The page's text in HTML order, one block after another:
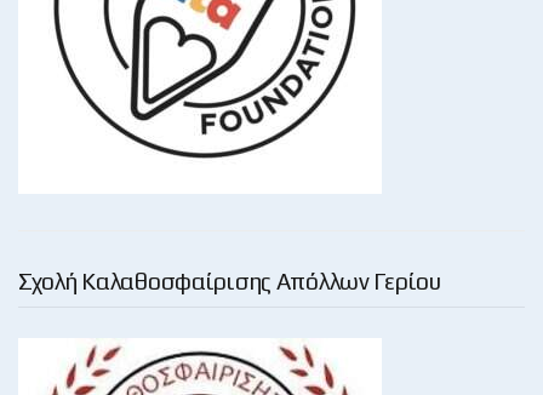
Σχολή Καλαθοσφαίρισης Απόλλων Γερίου